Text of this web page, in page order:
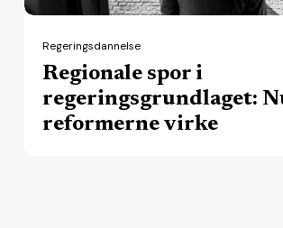
virke
Regeringsdannelse
Regionale spor i
regeringsgrundlaget:
reformerne virke